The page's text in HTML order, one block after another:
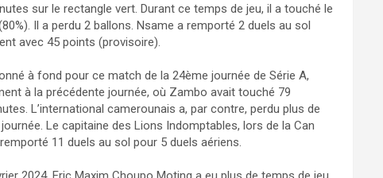
sur le rectangle vert. Durant ce temps de jeu, il a touché le
Il a perdu 2 ballons. Nsame a remporté 2 duels au sol
avec 45 points (provisoire).
à fond pour ce match de la 24ème journée de Série A,
à la précédente journée, où Zambo avait touché 79
L’international camerounais a, par contre, perdu plus de
Le capitaine des Lions Indomptables, lors de la Can
11 duels au sol pour 5 duels aériens.